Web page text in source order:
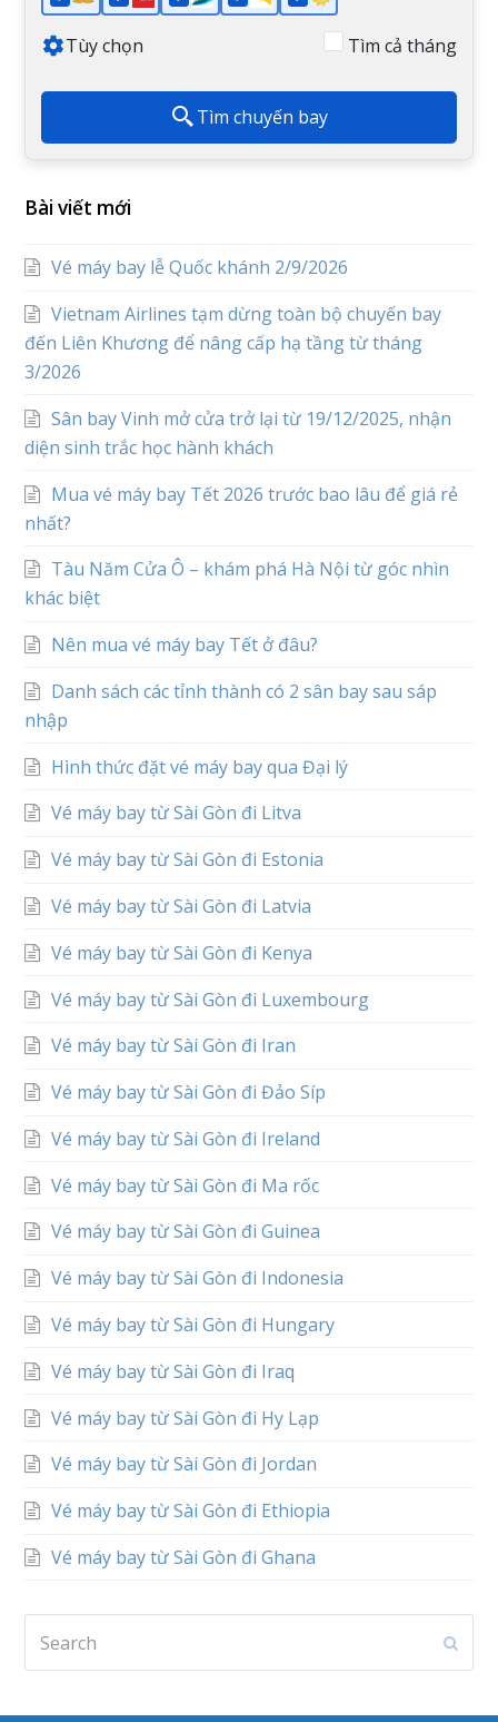
Tùy chọn Tìm cả tháng
Tìm chuyến bay
Bài viết mới
Vé máy bay lễ Quốc khánh 2/9/2026
Vietnam Airlines tạm dừng toàn bộ chuyến bay
đến Liên Khương để nâng cấp hạ tầng từ tháng
3/2026
Sân bay Vinh mở cửa trở lại từ 19/12/2025, nhận
diện sinh trắc học hành khách
Mua vé máy bay Tết 2026 trước bao lâu để giá rẻ
nhất?
Tàu Năm Cửa Ô – khám phá Hà Nội từ góc nhìn
khác biệt
Nên mua vé máy bay Tết ở đâu?
Danh sách các tỉnh thành có 2 sân bay sau sáp
nhập
Hình thức đặt vé máy bay qua Đại lý
Vé máy bay từ Sài Gòn đi Litva
Vé máy bay từ Sài Gòn đi Estonia
Vé máy bay từ Sài Gòn đi Latvia
Vé máy bay từ Sài Gòn đi Kenya
Vé máy bay từ Sài Gòn đi Luxembourg
Vé máy bay từ Sài Gòn đi Iran
Vé máy bay từ Sài Gòn đi Đảo Síp
Vé máy bay từ Sài Gòn đi Ireland
Vé máy bay từ Sài Gòn đi Ma rốc
Vé máy bay từ Sài Gòn đi Guinea
Vé máy bay từ Sài Gòn đi Indonesia
Vé máy bay từ Sài Gòn đi Hungary
Vé máy bay từ Sài Gòn đi Iraq
Vé máy bay từ Sài Gòn đi Hy Lạp
Vé máy bay từ Sài Gòn đi Jordan
Vé máy bay từ Sài Gòn đi Ethiopia
Vé máy bay từ Sài Gòn đi Ghana